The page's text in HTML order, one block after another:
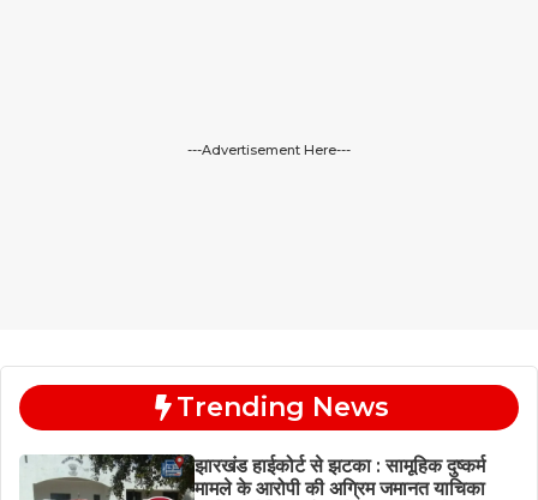
---Advertisement Here---
Trending News
झारखंड हाईकोर्ट से झटका : सामूहिक दुष्कर्म
मामले के आरोपी की अग्रिम जमानत याचिका